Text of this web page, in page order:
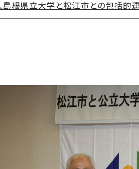
根県立大学と松江市との包括的